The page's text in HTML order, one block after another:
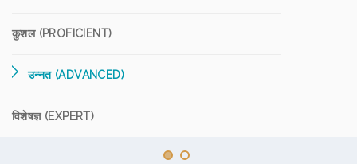
कुशल (PROFICIENT)
उन्नत (ADVANCED)
विशेषज्ञ (EXPERT)